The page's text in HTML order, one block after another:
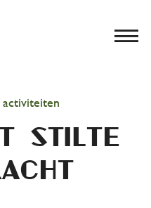
menu
stilte